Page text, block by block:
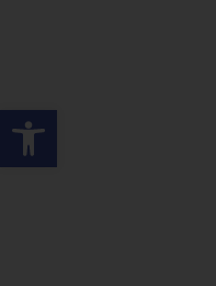
פתח